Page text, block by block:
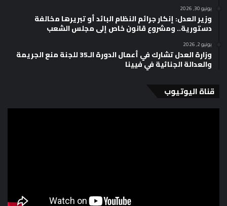
يونيو 30, 2026
وزير العدل: إنكار جرائم النظام البائد أو تبريرها مخالفة
دستورية.. ومشروع قانون خاص إلى مجلس الشعب
يونيو 2, 2026
وزارة العدل تشارك في أعمال الدورة الـ35 للجنة منع الجريمة
والعدالة الجنائية في فيينا
قناة اليوتيوب